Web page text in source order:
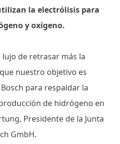
la electrólisis para
y oxígeno.
de retrasar más la
nuestro objetivo es
para respaldar la
de hidrógeno en
Presidente de la Junta
GmbH.